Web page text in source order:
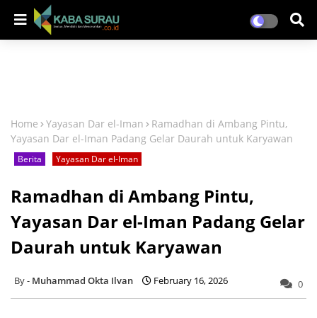
Home Yayasan Dar el-Iman
Ramadhan di Ambang Pintu,
Yayasan Dar el-Iman Padang Gelar Daurah untuk Karyawan
Berita Yayasan Dar el-Iman
Ramadhan di Ambang Pintu,
Yayasan Dar el-Iman Padang Gelar
Daurah untuk Karyawan
Muhammad Okta Ilvan February 16, 2026 0